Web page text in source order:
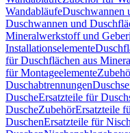
WandabläufeDuschwannen
Duschwannen und
Mineralwerkstoff und
Installationselemente
für Duschflächen aus
für Montageelemente
Duschabtrennungen
DuscheErsatzteile für
DuscheZubehörErsatzteile
DuschenErsatzteile für